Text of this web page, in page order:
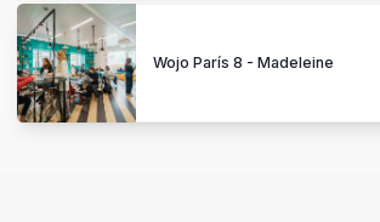
Wojo París 8 - Madeleine